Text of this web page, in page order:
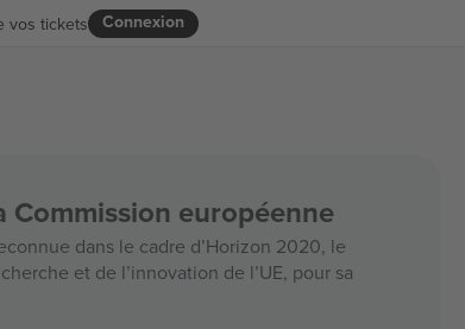
Connexion
vos tickets
Commission européenne
dans le cadre d’Horizon 2020, le
et de l’innovation de l’UE, pour sa